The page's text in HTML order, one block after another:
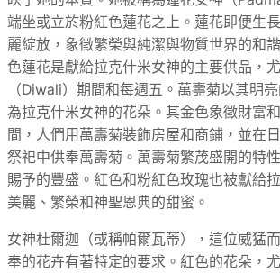
端坐或立於粉紅色蓮花之上。蓮花即便生
麗綻放，象徵繁榮與純潔與物質世界的和
色蓮花是獻給拉克什米女神的主要供品，
（Diwali）期間和每週五。萬壽菊以其明
為拉克什米女神的花朵。其金色象徵財富
間，人們用萬壽菊裝飾房屋和商鋪，並在
祭祀中供奉萬壽菊。萬壽菊繁茂盛開的特
賜予的豐盛。紅色和粉紅色玫瑰也被獻給
美麗、繁榮和神聖恩典的甜蜜。
女神杜爾迦（或稱帕爾瓦蒂），這位威猛
奉的花卉有著特定的要求。紅色的花朵，